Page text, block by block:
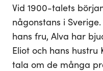
Vid 1900-talets
någonstans i
hans fru, Alva har
Eliot och hans
tala om de många